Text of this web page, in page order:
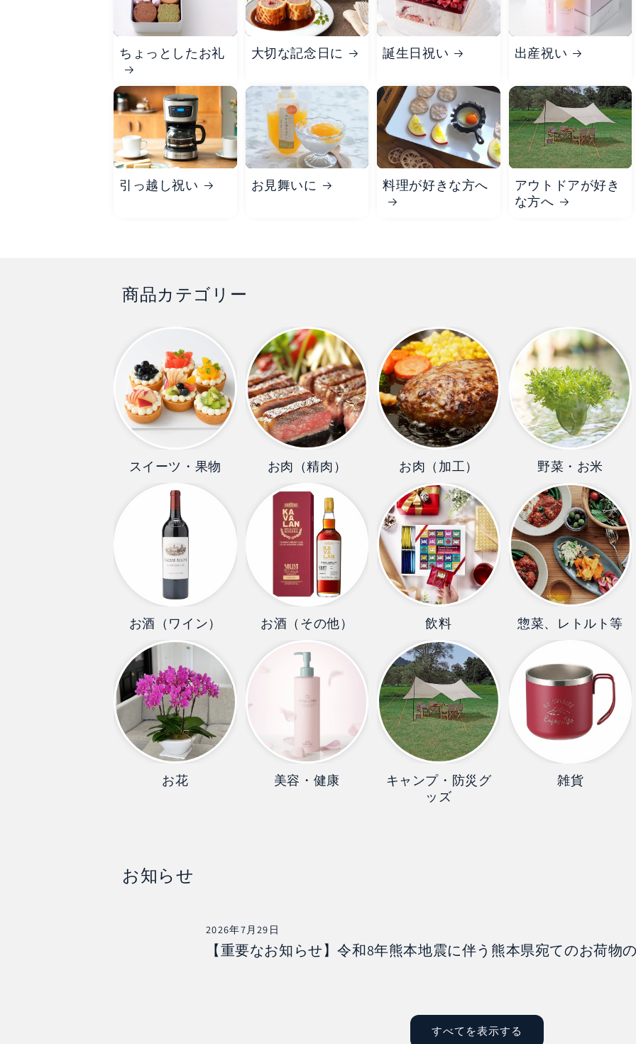
ちょっとしたお礼 大切な記念日に 誕生日祝い 出産祝い
引っ越し祝い お見舞いに 料理が好きな方へ
アウトドアが好き
な方へ
商品カテゴリー
スイーツ・果物 お肉（精肉） お肉（加工） 野菜・お米
お酒（ワイン） お酒（その他） 飲料 惣菜、レトルト等
お花 美容・健康
キャンプ・防災グ
ッズ
雑貨
お知らせ
【重要なお知らせ】令和8年熊本地震に伴う熊本県宛てのお荷物
2026年7月29日
すべてを表示する